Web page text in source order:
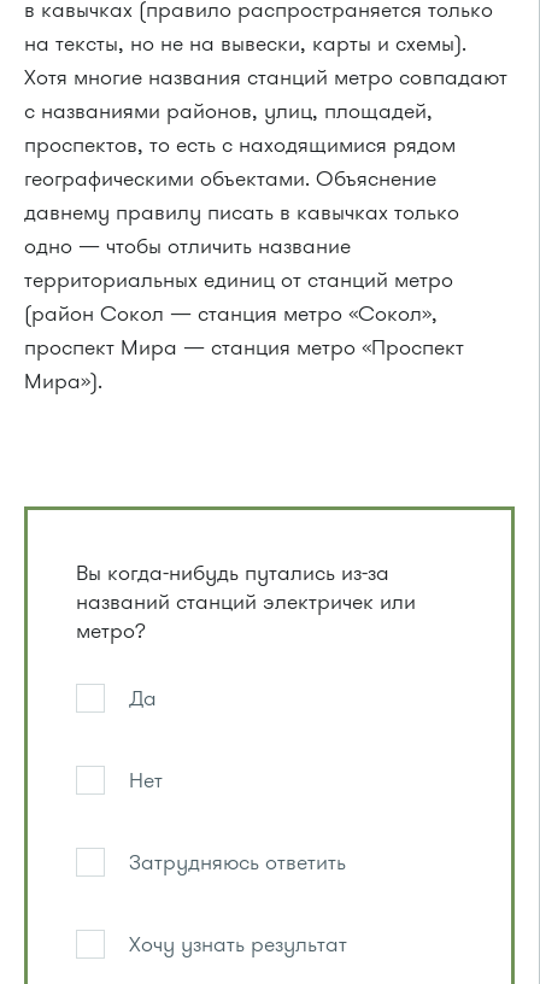
в кавычках (правило распространяется только
на тексты, но не на вывески, карты и схемы).
Хотя многие названия станций метро совпадают
с названиями районов, улиц, площадей,
проспектов, то есть с находящимися рядом
географическими объектами. Объяснение
давнему правилу писать в кавычках только
одно — чтобы отличить название
территориальных единиц от станций метро
(район Сокол — станция метро «Сокол»,
проспект Мира — станция метро «Проспект
Мира»).
Вы когда-нибудь путались из-за
названий станций электричек или
метро?
Да
Нет
Затрудняюсь ответить
Хочу узнать результат